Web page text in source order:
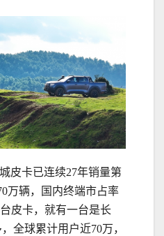
皮卡已连续27年销量第
万辆，国内终端市占率
皮卡，就有一台是长
全球累计用户近70万，